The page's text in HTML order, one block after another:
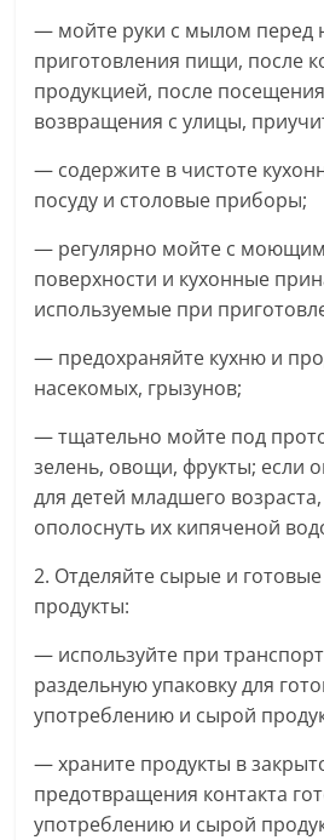
— мойте руки с мылом перед
приготовления пищи, после
продукцией, после посещения
возвращения с улицы,
— содержите в чистоте
посуду и столовые приборы;
— регулярно мойте с
поверхности и кухонные
используемые при
— предохраняйте кухню и
насекомых, грызунов;
— тщательно мойте под
зелень, овощи, фрукты; если
для детей младшего
ополоснуть их кипяченой
2. Отделяйте сырые и
продукты:
— используйте при
раздельную упаковку для
употреблению и сырой
— храните продукты в
предотвращения контакта
употреблению и сырой